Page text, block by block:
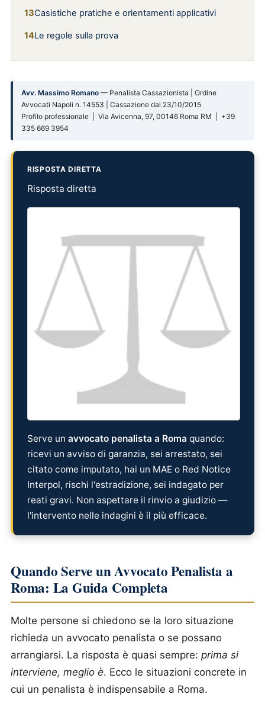
Casistiche pratiche e orientamenti applicativi
Le regole sulla prova
Avv. Massimo Romano — Penalista Cassazionista | Ordine
Avvocati Napoli n. 14553 | Cassazione dal 23/10/2015
Profilo professionale | Via Avicenna, 97, 00146 Roma RM | +39
335 669 3954
RISPOSTA DIRETTA
Risposta diretta
Serve un avvocato penalista a Roma quando:
ricevi un avviso di garanzia, sei arrestato, sei
citato come imputato, hai un MAE o Red Notice
Interpol, rischi l'estradizione, sei indagato per
reati gravi. Non aspettare il rinvio a giudizio —
l'intervento nelle indagini è il più efficace.
Quando Serve un Avvocato Penalista a
Roma: La Guida Completa
Molte persone si chiedono se la loro situazione
richieda un avvocato penalista o se possano
arrangiarsi. La risposta è quasi sempre: prima si
interviene, meglio è. Ecco le situazioni concrete in
cui un penalista è indispensabile a Roma.